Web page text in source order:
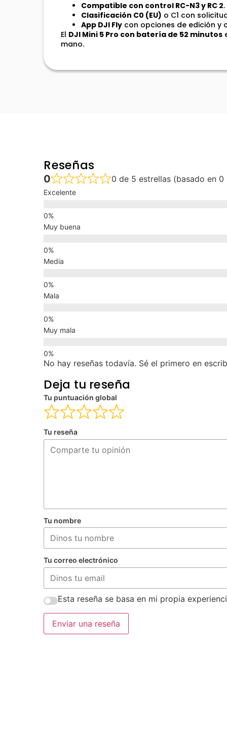
Compatible con control RC-N3 y RC 2.
Clasificación C0 (EU) o C1 con
App DJI Fly con opciones de edición y
El DJI Mini 5 Pro con batería de 52 minutos
mano.
Reseñas
0 0 de 5 estrellas (basado en 0
Excelente
Muy buena
Media
Mala
Muy mala
No hay reseñas todavía. Sé el primero en
Deja tu reseña
Tu puntuación global
Tu reseña
Tu nombre
Tu correo electrónico
Esta reseña se basa en mi propia
Enviar una reseña